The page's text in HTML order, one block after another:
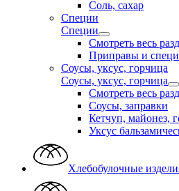
Соль, сахар
Специи
Специи
Смотреть весь
Приправы и
Соусы, уксус, горчица
Соусы, уксус, горчица
Смотреть весь
Соусы, заправки
Кетчуп, майонез,
Уксус
Хлебобулочные